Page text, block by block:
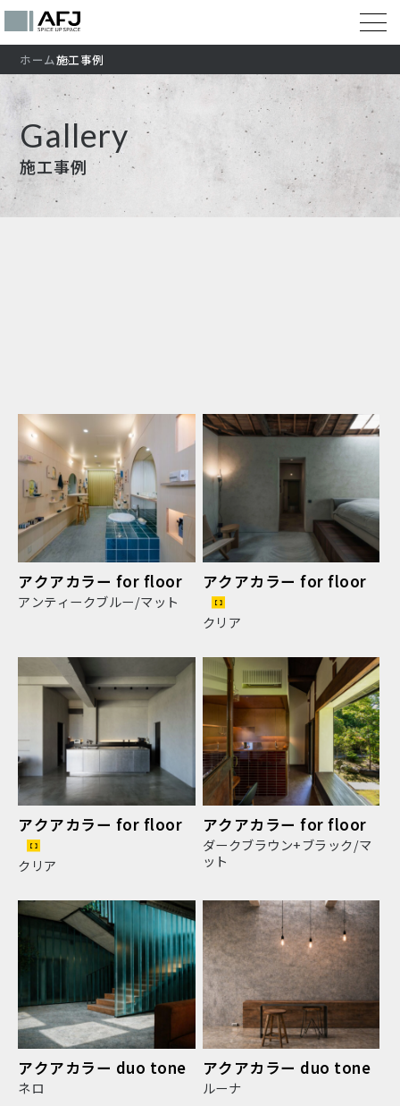
ホーム施工事例
Gallery
施工事例
アクアカラー for floor
アンティークブルー/マット
アクアカラー for floor
クリア
アクアカラー for floor
クリア
アクアカラー for floor
ダークブラウン+ブラック/マ
ット
アクアカラー duo tone
ネロ
アクアカラー duo tone
ルーナ